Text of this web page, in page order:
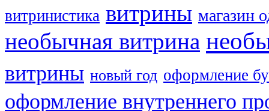
витринистика витрины магазин
необычная витрина
витрины новый год оформление
оформление внутреннего